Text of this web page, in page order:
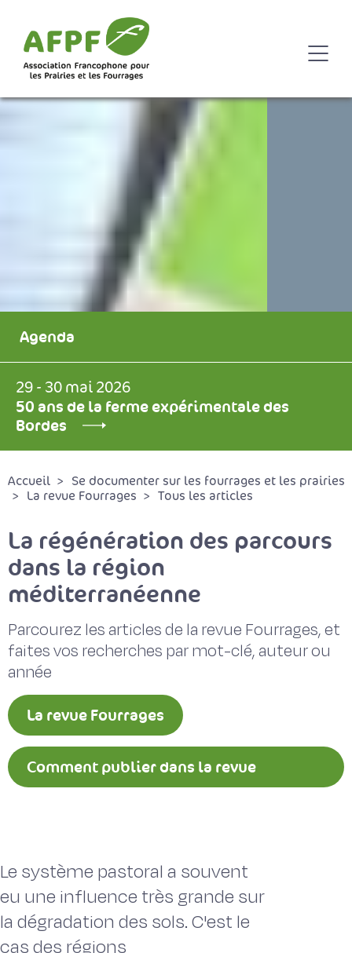
Agenda
29 - 30 mai 2026
50 ans de la ferme expérimentale des
Bordes
Accueil
Se documenter sur les fourrages et les prairies
La revue Fourrages
Tous les articles
La régénération des parcours
dans la région
méditerranéenne
Parcourez les articles de la revue Fourrages, et
faites vos recherches par mot-clé, auteur ou
année
La revue Fourrages
Comment publier dans la revue
Le système pastoral a souvent
eu une influence très grande sur
la dégradation des sols. C'est le
cas des régions